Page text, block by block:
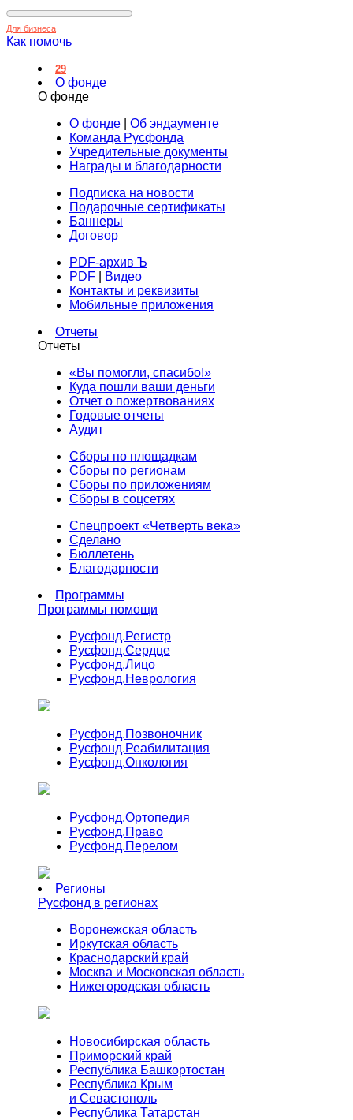
Для бизнеса
Как помочь
29
О фонде
О фонде
О фонде
Об эндаументе
Команда Русфонда
Учредительные документы
Награды и благодарности
Подписка на новости
Подарочные сертификаты
Баннеры
Договор
PDF-архив Ъ
PDF
Видео
Контакты и реквизиты
Мобильные приложения
Отчеты
Отчеты
«Вы помогли, спасибо!»
Куда пошли ваши деньги
Отчет о пожертвованиях
Годовые отчеты
Аудит
Сборы по площадкам
Сборы по регионам
Сборы по приложениям
Сборы в соцсетях
Спецпроект «Четверть века»
Сделано
Бюллетень
Благодарности
Программы
Программы помощи
Русфонд.Регистр
Русфонд.Сердце
Русфонд.Лицо
Русфонд.Неврология
Русфонд.Позвоночник
Русфонд.Реабилитация
Русфонд.Онкология
Русфонд.Ортопедия
Русфонд.Право
Русфонд.Перелом
Регионы
Русфонд в регионах
Воронежская область
Иркутская область
Краснодарский край
Москва и Московская область
Нижегородская область
Новосибирская область
Приморский край
Республика Башкортостан
Республика Крым
и Севастополь
Республика Татарстан